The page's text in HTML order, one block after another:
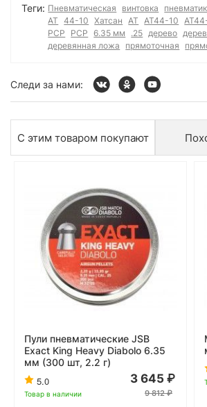
Теги: Пневматическая винтовка
AT
44-10 Хатсан АТ AT44-10
РСР
PCP 6.35 мм .25 дерево
деревянная ложа
прямоточная
Следи за нами:
С этим товаром покупают
Пули пневматические JSB
Exact King Heavy Diabolo 6.35
мм (300 шт, 2.2 г)
5.0
Товар в наличии
3 645
9 812